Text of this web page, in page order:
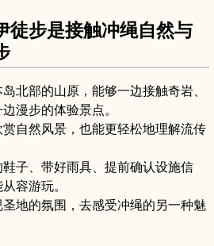
徒步是接触冲绳自然与
北部的山原，能够一边接触奇岩、
漫步的体验景点。
自然风景，也能更轻松地理解流传
子、带好雨具、提前确认设施信
容游玩。
地的氛围，去感受冲绳的另一种魅